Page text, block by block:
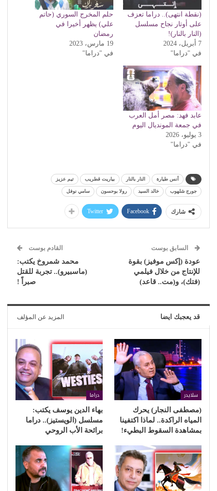
(نقطة انتهى).. دراما تعزف
على أوتار نجاح مسلسل
(النار بالنار)!
7 أبريل، 2024
في "دراما"
حلم المخرج السوري (حاتم
علي) يظهر أخيرا في
رمضان
19 مارس، 2023
في "دراما"
عابد فهد: مصر أمل العرب
في جمعة المونديال اليوم
3 يوليو، 2026
في "دراما"
أنس طيارة النار بالنار بياريت قطريب تيم عزيز
جورج شلهوب خالد السيد رولا بوحسون سامي نوفل
شارك Facebook
Twitter
السابق بوست
عودة (إكس موفيز) بقوة
للإنتاج من خلال فيلمي
(فتك)، و(مت.. قاعد)
القادم بوست
محمد شمروخ يكتب:
(ماسبيرو).. تجربة للقتل
صبراً !
قد يعجبك ايضا المزيد عن المؤلف
سلايدر
(مصطفى النجار) يحرك
المياه الراكدة.. لماذا اكتفينا
بمشاهدة السقوط البطيء!
دراما
بهاء الدين يوسف يكتب:
مسلسل (الويستيز).. دراما
برائحة الأب الروحي